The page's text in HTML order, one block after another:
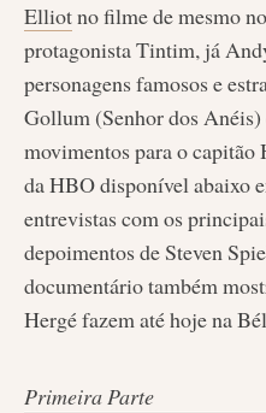
Elliotno filme de mesmo
protagonista Tintim, já
personagens famosos e
Gollum (Senhor dos Anéis)
movimentos para o
da HBO disponível abaixo
entrevistas com os
depoimentos de Steven
documentário também
Hergé fazem até hoje na
Primeira Parte